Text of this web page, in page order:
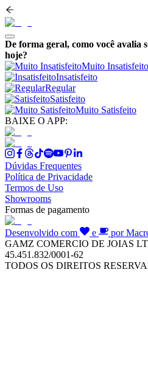
De forma geral, como você avalia
hoje?
Muito Insatisfeito
Insatisfeito
Regular
Satisfeito
Muito Satisfeito
BAIXE O APP:
Dúvidas Frequentes
Política de Privacidade
Termos de Uso
Showrooms
Formas de pagamento
Desenvolvido com e
por
GAMZ COMERCIO DE JOIAS
45.451.832/0001-62
TODOS OS DIREITOS